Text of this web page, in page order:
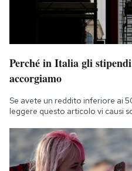
Perché in Italia gli
accorgiamo
Se avete un reddito inferiore ai
leggere questo articolo vi causi